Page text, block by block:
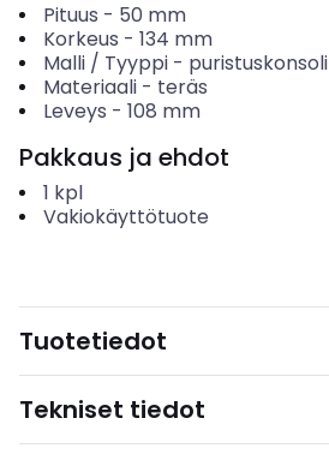
Pituus - 50 mm
Korkeus - 134 mm
Malli / Tyyppi- puristuskonsoli
Materiaali- teräs
Leveys - 108 mm
Pakkaus ja ehdot
1 kpl
Vakiokäyttötuote
Tuotetiedot
Tekniset tiedot